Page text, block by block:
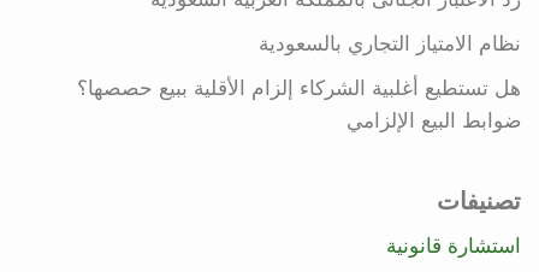
نظام الامتياز التجاري بالسعودية
هل تستطيع أغلبية الشركاء إلزام الأقلية ببيع حصصها؟
ضوابط البيع الإلزامي
تصنيفات
استشارة قانونية